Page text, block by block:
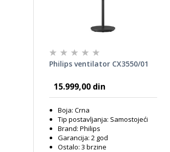
Philips ventilator CX3550/01
15.999,00 din
Boja: Crna
Tip postavljanja: Samostojeći
Brand: Philips
Garancija: 2 god
Ostalo: 3 brzine